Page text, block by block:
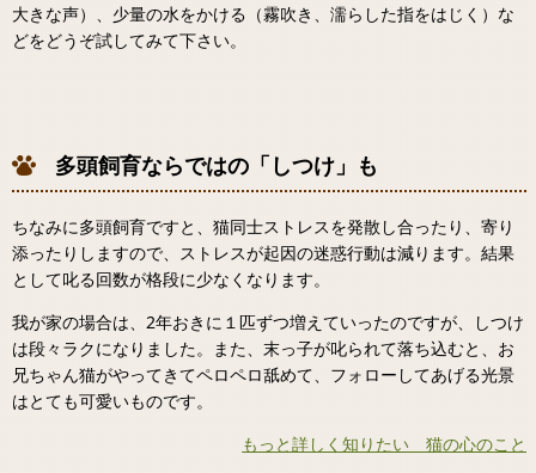
大きな声）、少量の水をかける（霧吹き、濡らした指をはじく）な
どをどうぞ試してみて下さい。
多頭飼育ならではの「しつけ」も
ちなみに多頭飼育ですと、猫同士ストレスを発散し合ったり、寄り
添ったりしますので、ストレスが起因の迷惑行動は減ります。結果
として叱る回数が格段に少なくなります。
我が家の場合は、2年おきに１匹ずつ増えていったのですが、しつけ
は段々ラクになりました。また、末っ子が叱られて落ち込むと、お
兄ちゃん猫がやってきてペロペロ舐めて、フォローしてあげる光景
はとても可愛いものです。
もっと詳しく知りたい 猫の心のこと